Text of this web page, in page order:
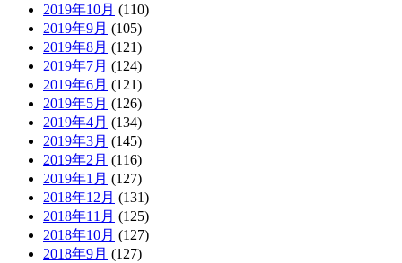
2019年10月 (110)
2019年9月 (105)
2019年8月 (121)
2019年7月 (124)
2019年6月 (121)
2019年5月 (126)
2019年4月 (134)
2019年3月 (145)
2019年2月 (116)
2019年1月 (127)
2018年12月 (131)
2018年11月 (125)
2018年10月 (127)
2018年9月 (127)